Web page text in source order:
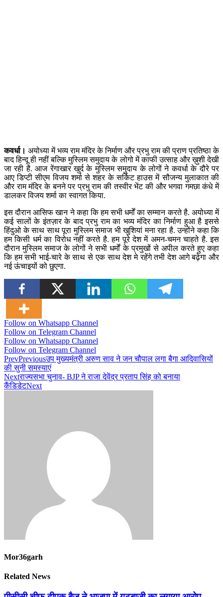
कवर्धा। अयोध्या में भव्य राम मंदिर के निर्माण और प्रभु राम की प्राण प्रतिष्ठा के
बाद हिन्दू ही नहीं बल्कि मुस्लिम समुदाय के लोगो में काफी उत्साह और ख़ुशी देखी
जा रही है. आज रेंगाखार खुर्द के मुस्लिम समुदाय के लोगों ने कवर्धा के दौरे पर
आए डिप्टी सीएम विजय शर्मा से शहर के सर्किट हाउस में सौजन्य मुलाकात की
और राम मंदिर के बनने पर प्रभु राम की तस्वीर भेंट की और भगवा गमछा कंधे में
डालकर विजय शर्मा का स्वागत किया.
इस दौरान आसिफ खान ने कहा कि हम सभी धर्मों का सम्मान करते है. अयोध्या में
कई सालों के इंतज़ार के बाद प्रभु राम का भव्य मंदिर का निर्माण हुआ है इससे
हिंदुओ के साथ साथ पूरा मुस्लिम समाज भी खुशियां मना रहा है. उन्होंने कहा कि
हम किसी धर्म का विरोध नहीं करते है. हम पूरे देश में अमन-चमन चाहते है. इस
दौरान मुस्लिम समाज के लोगों ने सभी धर्मों के प्रमुखों से अपील करते हुए कहा
कि हम सभी भाई-चारे के साथ से एक साथ देश मे रहेंगे तभी देश आगे बढ़ेगा और
नई ऊंचाइयों को छुएगा.
Follow on Whatsapp Channel
Follow on Telegram Channel
Follow on Whatsapp Channel
Follow on Telegram Channel
PrevPreviousउप मुख्यमंत्री अरुण साव ने जन चौपाल लगा बैगा आदिवासियों
की सुनी समस्याएं
Nextराज्यसभा चुनाव- BJP ने राजा देवेंद्र प्रताप सिंह को बनाया
कैंडिडेटNext
Mor36garh
Related News